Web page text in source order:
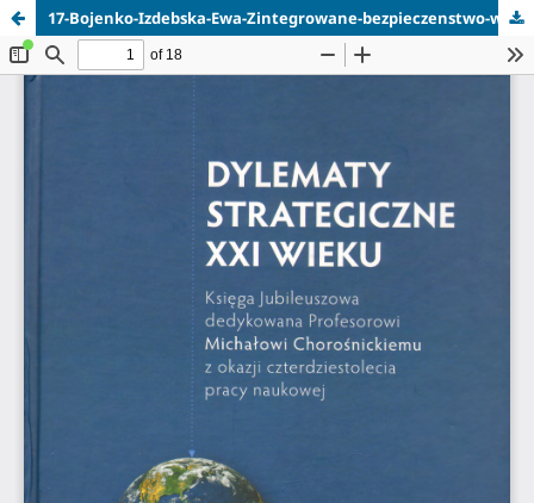
17-Bojenko-Izdebska-Ewa-Zintegrowane-bezpieczenstwo-w-strategii-bezpieczenstwa-RFN.pdf